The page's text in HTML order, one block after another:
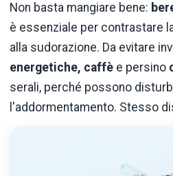
Non basta mangiare bene:
è essenziale per contrastare
alla sudorazione. Da evitare
energetiche, caffè e persino
serali, perché possono
l'addormentamento. Stesso